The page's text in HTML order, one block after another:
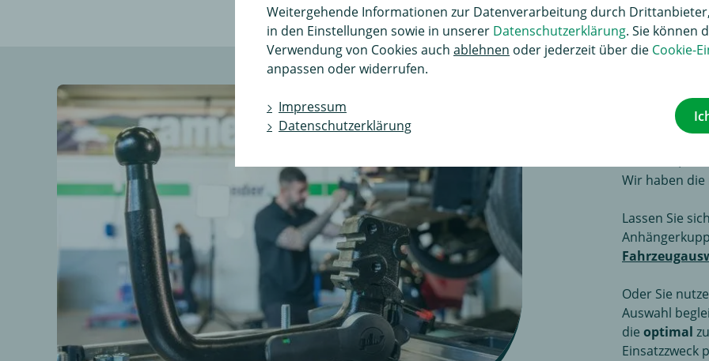
mit
Ob starre,
Wir haben die
Lassen Sie
Oder Sie
Auswahl
die optimal
Einsatzzweck
Weitergehende Informationen zur Datenverarbeitung durch
in den Einstellungen sowie in unserer Datenschutzerklärung. Sie können
Verwendung von Cookies auch ablehnen oder jederzeit über die Cookie-
anpassen oder widerrufen.
Impressum
Datenschutzerklärung